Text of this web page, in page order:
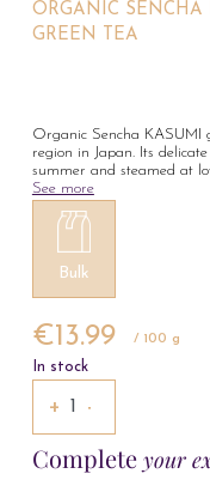
ORGANIC SENCHA
GREEN TEA
Organic Sencha KASUMI
region in Japan. Its
summer and steamed at
See more
Bulk
€13.99 / 100 g
In stock
+ −
Complete your